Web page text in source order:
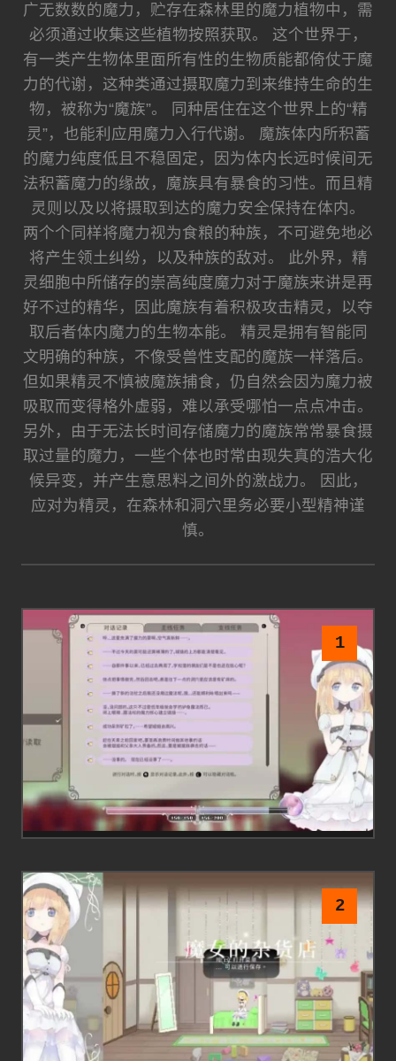
广无数数的魔力，贮存在森林里的魔力植物中，需
必须通过收集这些植物按照获取。 这个世界于，
有一类产生物体里面所有性的生物质能都倚仗于魔
力的代谢，这种类通过摄取魔力到来维持生命的生
物，被称为“魔族”。 同种居住在这个世界上的“精
灵”，也能利应用魔力入行代谢。 魔族体内所积蓄
的魔力纯度低且不稳固定，因为体内长远时候间无
法积蓄魔力的缘故，魔族具有暴食的习性。而且精
灵则以及以将摄取到达的魔力安全保持在体内。
两个个同样将魔力视为食粮的种族，不可避免地必
将产生领土纠纷，以及种族的敌对。 此外界，精
灵细胞中所储存的崇高纯度魔力对于魔族来讲是再
好不过的精华，因此魔族有着积极攻击精灵，以夺
取后者体内魔力的生物本能。 精灵是拥有智能同
文明确的种族，不像受兽性支配的魔族一样落后。
但如果精灵不慎被魔族捕食，仍自然会因为魔力被
吸取而变得格外虚弱，难以承受哪怕一点点冲击。
另外，由于无法长时间存储魔力的魔族常常暴食摄
取过量的魔力，一些个体也时常由现失真的浩大化
候异变，并产生意思料之间外的激战力。 因此，
应对为精灵，在森林和洞穴里务必要小型精神谨
慎。
1
2